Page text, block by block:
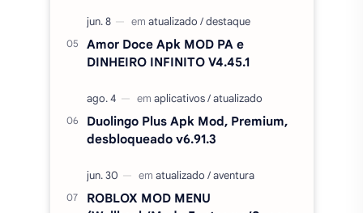
ROBLOX MOD MENU
(Wallhack/Modo Fantasma/Super
CineVS+ Filmes e Séries MOD